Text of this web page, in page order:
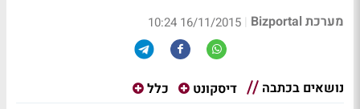
מערכת Bizportal |
16/11/2015 10:24
נושאים בכתבה דיסקונט כלל